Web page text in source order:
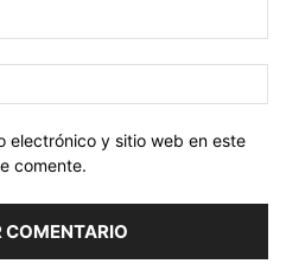
electrónico y sitio web en este
comente.